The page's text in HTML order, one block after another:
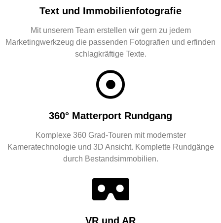
Text und Immobilienfotografie
Mit unserem Team erstellen wir gern zu jedem
Marketingwerkzeug die passenden Fotografien und erfinden
schlagkräftige Texte.
360° Matterport Rundgang
Komplexe 360 Grad-Touren mit modernster
Kameratechnologie und 3D Ansicht. Komplette Rundgänge
durch Bestandsimmobilien.
VR und AR